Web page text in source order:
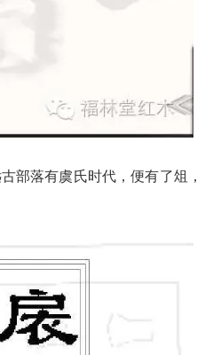
落有虞氏时代，便有了俎，